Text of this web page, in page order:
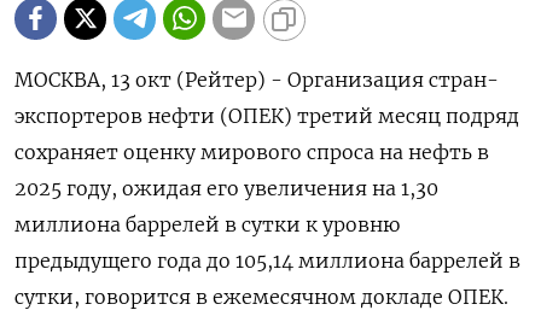
МОСКВА, 13 окт (Рейтер) - Организация стран-
экспортеров нефти (ОПЕК) третий месяц подряд
сохраняет оценку мирового спроса на нефть в
2025 году, ожидая его увеличения на 1,30
миллиона баррелей в сутки к уровню
предыдущего года до 105,14 миллиона баррелей в
сутки, говорится в ежемесячном докладе ОПЕК.